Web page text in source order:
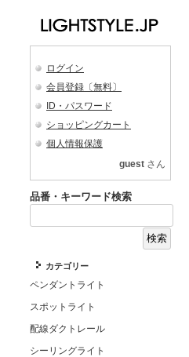
ログイン
会員登録〔無料〕
ID・パスワード
ショッピングカート
個人情報保護
guest さん
品番・キーワード検索
カテゴリー
ペンダントライト
スポットライト
配線ダクトレール
シーリングライト